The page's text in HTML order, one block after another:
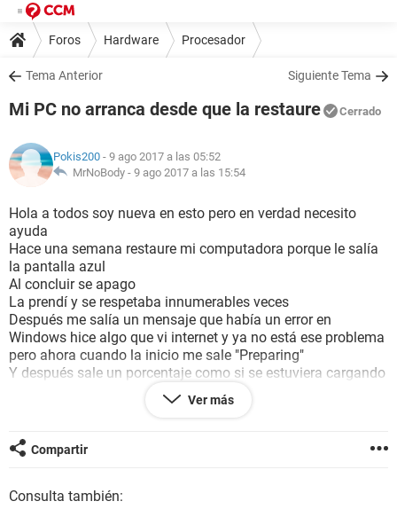
Foros Hardware Procesador
Tema Anterior Siguiente Tema
Mi PC no arranca desde que la restaure Cerrado
Pokis200 - 9 ago 2017 a las 05:52
MrNoBody - 9 ago 2017 a las 15:54
Hola a todos soy nueva en esto pero en verdad necesito
ayuda
Hace una semana restaure mi computadora porque le salía
la pantalla azul
Al concluir se apago
La prendí y se respetaba innumerables veces
Después me salía un mensaje que había un error en
Windows hice algo que vi internet y ya no está ese problema
pero ahora cuando la inicio me sale "Preparing"
Y después sale un porcentaje como si se estuviera cargando
algo pero ahí se queda y después de eso la pantalla se
vuelve negra y solo toca apagarla
Gracias por darse el tiempo de leer esto ✨
Ver más
Compartir
Consulta también: